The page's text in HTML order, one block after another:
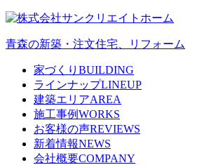
青森の新築・注文住宅、リフォーム
家づくり BUILDING
ラインナップLINEUP
建築エリアAREA
施工事例WORKS
お客様の声REVIEWS
新着情報NEWS
会社概要COMPANY